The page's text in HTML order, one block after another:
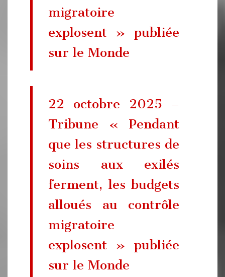
migratoire
explosent » publiée
sur le Monde
22 octobre 2025 –
Tribune « Pendant
que les structures de
soins aux exilés
ferment, les budgets
­alloués au contrôle
migratoire
explosent » publiée
sur le Monde